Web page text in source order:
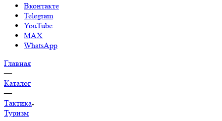
Вконтакте
Telegram
YouTube
MAX
WhatsApp
Главная
—
Каталог
—
Тактика
Туризм